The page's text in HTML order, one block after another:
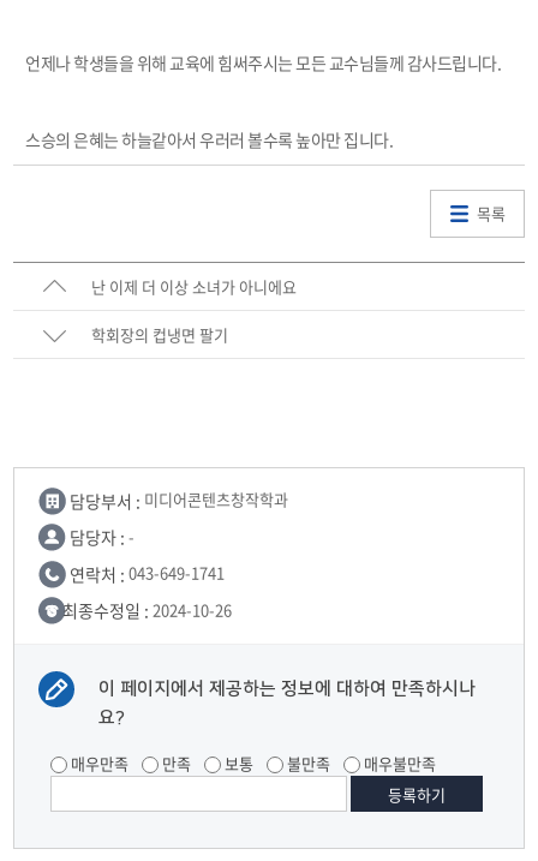
언제나 학생들을 위해 교육에 힘써주시는 모든 교수님들께 감사드립니다.
스승의 은혜는 하늘같아서 우러러 볼수록 높아만 집니다.
목록
난 이제 더 이상 소녀가 아니에요
학회장의 컵냉면 팔기
담당부서 : 미디어콘텐츠창작학과
담당자 : -
연락처 : 043-649-1741
최종수정일 : 2024-10-26
이 페이지에서 제공하는 정보에 대하여 만족하시나
요?
매우만족 만족 보통 불만족 매우불만족